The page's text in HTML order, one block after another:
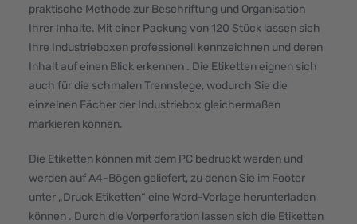
praktische Methode zur Beschriftung und Organisation
Ihrer Inhalte. Mit einer Packung von 120 Stück lassen sich
Ihre Industrieboxen professionell kennzeichnen und deren
Inhalt auf einen Blick erkennen . Die Etiketten eignen sich
auch für die schmalen Trennstege, wodurch Sie die
einzelnen Fächer der Industriebox gleichermaßen
markieren können.
Die Etiketten können mit dem PC bedruckt werden und
werden auf A4-Bögen geliefert, zu denen Sie im Footer
unter „Druck Etiketten“ eine Word-Vorlage herunterladen
können . Durch die Vorperforation lassen sich die Etiketten